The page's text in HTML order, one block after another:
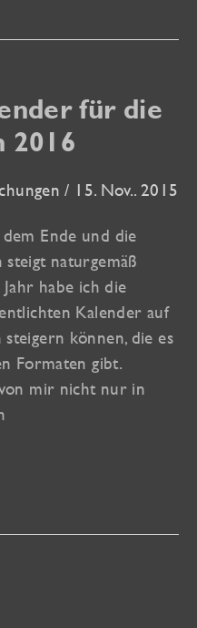
für die
2016
/ 15. Nov.. 2015
Ende und die
steigt naturgemäß
habe ich die
Kalender auf
steigern können, die es
Formaten gibt.
mir nicht nur in